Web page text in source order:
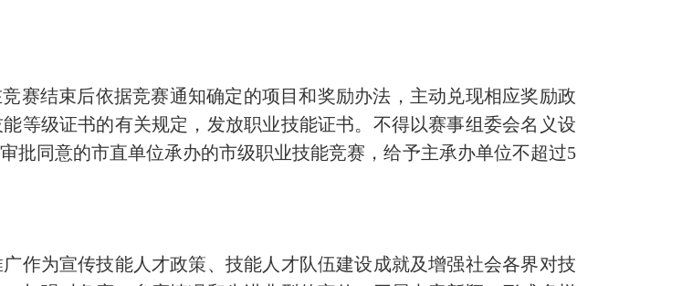
结束后依据竞赛通知确定的项目和奖励办法，主动兑现相应奖励政
等级证书的有关规定，发放职业技能证书。不得以赛事组委会名义设
批同意的市直单位承办的市级职业技能竞赛，给予主承办单位不超过5
为宣传技能人才政策、技能人才队伍建设成就及增强社会各界对技